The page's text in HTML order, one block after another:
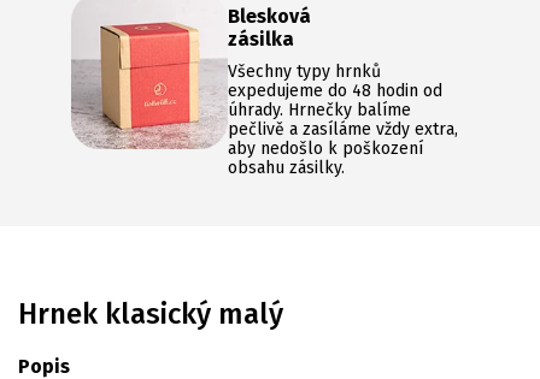
Blesková
zásilka
Všechny typy hrnků
expedujeme do 48 hodin od
úhrady. Hrnečky balíme
pečlivě a zasíláme vždy extra,
aby nedošlo k poškození
obsahu zásilky.
Hrnek klasický malý
Popis